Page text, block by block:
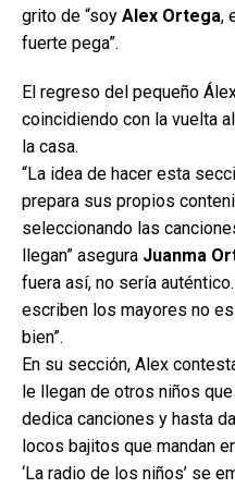
grito de “soy Alex Ortega,
fuerte pega”.
El regreso del pequeño
coincidiendo con la vuelta
la casa.
“La idea de hacer esta
prepara sus propios
seleccionando las
llegan” asegura Juanma
fuera así, no sería
escriben los mayores no
bien”.
En su sección, Alex
le llegan de otros niños
dedica canciones y hasta
locos bajitos que mandan
‘La radio de los niños’ se